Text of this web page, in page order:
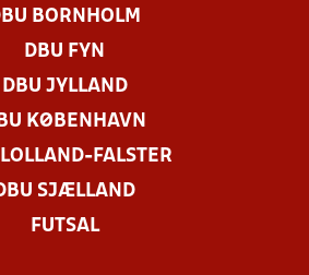
BORNHOLM
DBU FYN
DBU JYLLAND
KØBENHAVN
FALSTER
SJÆLLAND
FUTSAL